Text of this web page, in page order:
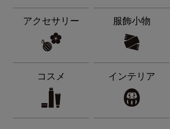
アクセサリー 服飾小物
コスメ インテリア